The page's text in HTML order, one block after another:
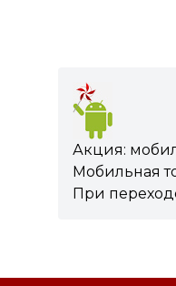
Акция:
Мобильная
При